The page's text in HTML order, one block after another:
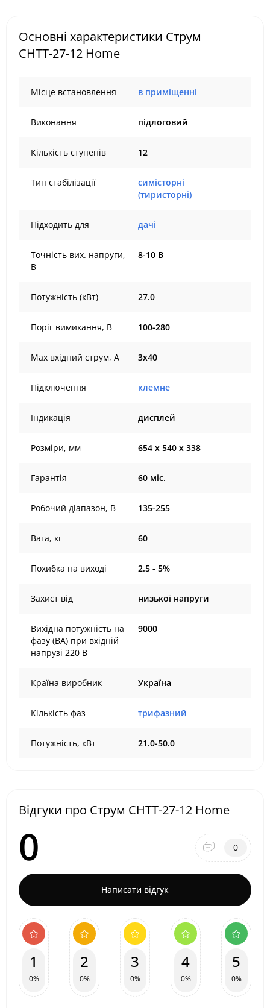
Основні характеристики Струм
СНТТ-27-12 Home
Місце встановлення в приміщенні
Виконання підлоговий
Кількість ступенів 12
Тип стабілізації
симісторні
(тиристорні)
Підходить для дачі
Точність вих. напруги,
В
8-10 В
Потужність (кВт) 27.0
Поріг вимикання, В 100-280
Max вхідний струм, А 3х40
Підключення клемне
Індикація дисплей
Розміри, мм 654 х 540 х 338
Гарантія 60 міс.
Робочий діапазон, В 135-255
Вага, кг 60
Похибка на виході 2.5 - 5%
Захист від низької напруги
Вихідна потужність на
фазу (ВА) при вхідній
напрузі 220 В
9000
Країна виробник Україна
Кількість фаз трифазний
Потужність, кВт 21.0-50.0
Відгуки про Струм СНТТ-27-12 Home
0 0
Написати відгук
1
0%
2
0%
3
0%
4
0%
5
0%